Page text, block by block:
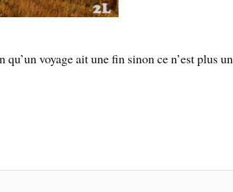
voyage ait une fin sinon ce n’est plus un